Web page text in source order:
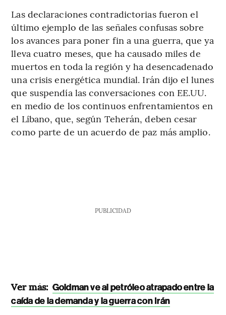
Las declaraciones contradictorias fueron el
último ejemplo de las señales confusas sobre
los avances para poner fin a una guerra, que ya
lleva cuatro meses, que ha causado miles de
muertos en toda la región y ha desencadenado
una crisis energética mundial. Irán dijo el lunes
que suspendía las conversaciones con EE.UU.
en medio de los continuos enfrentamientos en
el Líbano, que, según Teherán, deben cesar
como parte de un acuerdo de paz más amplio.
PUBLICIDAD
Ver más: Goldman ve al petróleo atrapado entre la
caída de la demanda y la guerra con Irán